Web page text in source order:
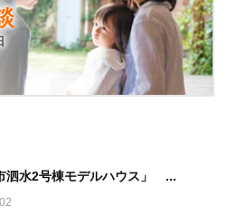
泗水2号棟モデルハウス」 ...